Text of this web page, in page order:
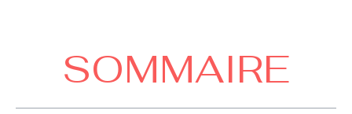
SOMMAIRE